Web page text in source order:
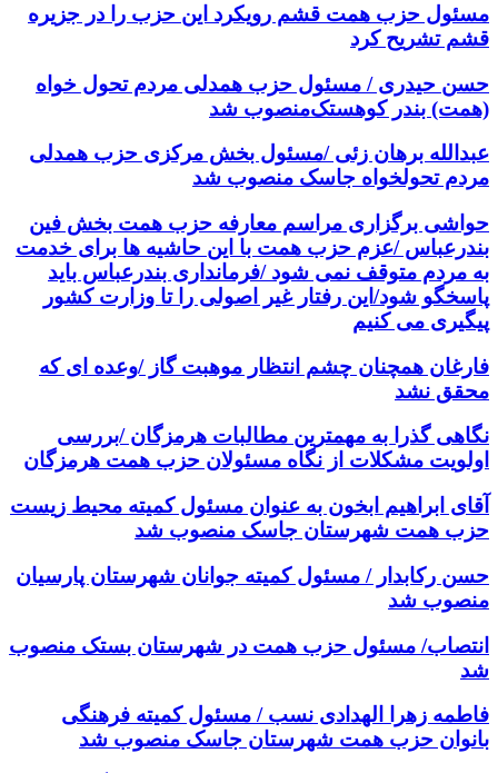
مسئول حزب همت قشم رویکرد این حزب را در جزیره
قشم تشریح کرد
حسن حیدری / مسئول حزب همدلی مردم تحول خواه
(همت) بندر کوهستک‌منصوب شد
عبدالله برهان زئی /مسئول بخش مرکزی حزب همدلی
مردم تحولخواه جاسک منصوب شد
حواشی برگزاری مراسم معارفه حزب همت بخش فین
بندرعباس /عزم حزب همت با این حاشیه ها برای خدمت
به مردم متوقف نمی شود /فرمانداری بندرعباس باید
پاسخگو شود/این رفتار غیر اصولی را تا وزارت کشور
پیگیری می کنیم
فارغان همچنان چشم انتظار موهبت گاز /وعده ای که
محقق نشد
نگاهی گذرا به مهمترین مطالبات هرمزگان /بررسی
اولویت مشکلات از نگاه مسئولان حزب همت هرمزگان
آقای ابراهیم ابخون به عنوان مسئول کمیته محیط زیست
حزب همت شهرستان جاسک منصوب شد
حسن رکابدار / مسئول کمیته جوانان شهرستان پارسیان
منصوب شد
انتصاب/ مسئول حزب همت در شهرستان بستک منصوب
شد
فاطمه زهرا الهدادی نسب / مسئول کمیته فرهنگی
بانوان حزب همت شهرستان جاسک منصوب شد